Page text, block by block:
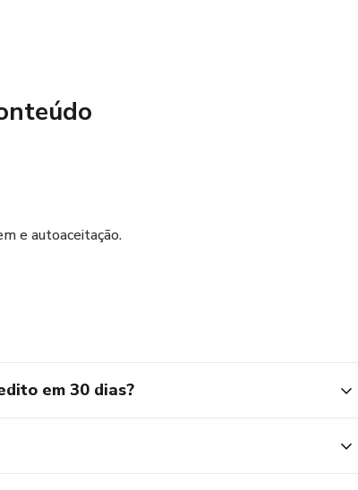
e autoaceitação.
em 30 dias?